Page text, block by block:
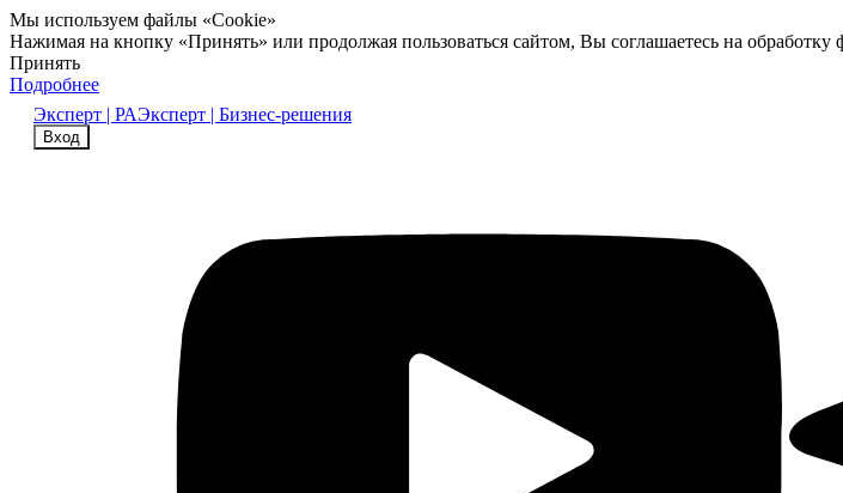
Мы используем файлы «Cookie»
Нажимая на кнопку «Принять» или продолжая пользоваться сайтом, Вы соглашаетесь на
Принять
Подробнее
Эксперт | РАЭксперт | Бизнес-решения
Вход